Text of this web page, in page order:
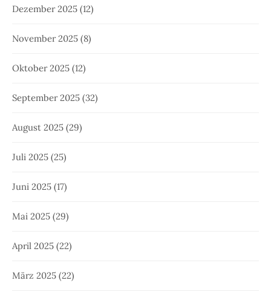
Dezember 2025 (12)
November 2025 (8)
Oktober 2025 (12)
September 2025 (32)
August 2025 (29)
Juli 2025 (25)
Juni 2025 (17)
Mai 2025 (29)
April 2025 (22)
März 2025 (22)